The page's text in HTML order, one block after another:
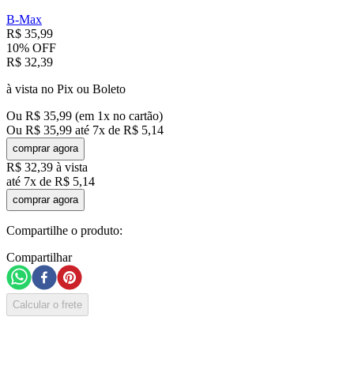
B-Max
R$ 35,99
10% OFF
R$ 32,39
à vista no Pix ou Boleto
Ou R$ 35,99 (em 1x no cartão)
Ou R$ 35,99 até 7x de R$ 5,14
comprar agora
R$ 32,39 à vista
até 7x de R$ 5,14
comprar agora
Compartilhe o produto:
Compartilhar
Calcular o frete